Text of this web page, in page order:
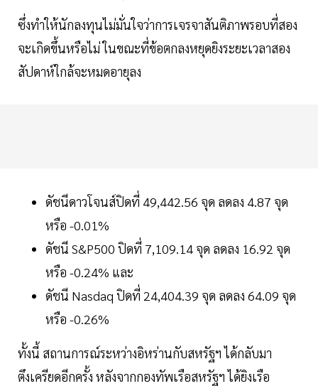
ซึ่งทำให้นักลงทุนไม่มั่นใจว่าการเจรจาสันติภาพรอบที่สอง
จะเกิดขึ้นหรือไม่ ในขณะที่ข้อตกลงหยุดยิงระยะเวลาสอง
สัปดาห์ใกล้จะหมดอายุลง
ดัชนีดาวโจนส์ปิดที่ 49,442.56 จุด ลดลง 4.87 จุด
หรือ -0.01%
ดัชนี S&P500 ปิดที่ 7,109.14 จุด ลดลง 16.92 จุด
หรือ -0.24% และ
ดัชนี Nasdaq ปิดที่ 24,404.39 จุด ลดลง 64.09 จุด
หรือ -0.26%
ทั้งนี้ สถานการณ์ระหว่างอิหร่านกับสหรัฐฯ ได้กลับมา
ตึงเครียดอีกครั้ง หลังจากกองทัพเรือสหรัฐฯ ได้ยิงเรือ